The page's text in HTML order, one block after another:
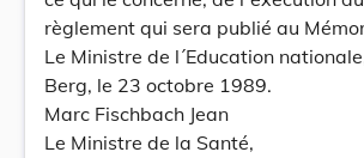
règlement qui sera publié au
Le Ministre de l´Education
Berg, le 23 octobre 1989.
Marc Fischbach Jean
Le Ministre de la Santé,